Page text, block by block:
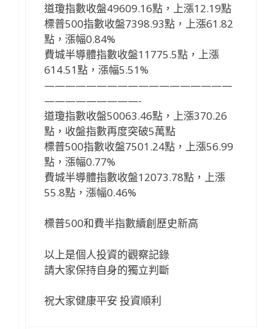
道瓊指數收盤49609.16點，上漲12.19點
標普500指數收盤7398.93點，上漲61.82
點，漲幅0.84%
費城半導體指數收盤11775.5點，上漲
614.51點，漲幅5.51%
——————————————————
—————————-
道瓊指數收盤50063.46點，上漲370.26
點，收盤指數再度突破5萬點
標普500指數收盤7501.24點，上漲56.99
點，漲幅0.77%
費城半導體指數收盤12073.78點，上漲
55.8點，漲幅0.46%
標普500和費半指數續創歷史新高
以上是個人投資的觀察記錄
請大家保持自身的獨立判斷
祝大家健康平安 投資順利